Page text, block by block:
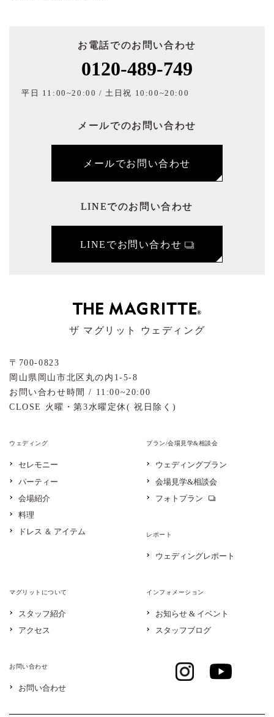
お電話でのお問い合わせ
0120-489-749
平日 11:00~20:00 / 土日祝 10:00~20:00
メールでのお問い合わせ
メールでお問い合わせ
LINEでのお問い合わせ
LINEでお問い合わせ
ザ マグリット ウェディング
〒700-0823
岡山県岡山市北区丸の内1-5-8
お問い合わせ時間 / 11:00~20:00
CLOSE 火曜・第3水曜定休( 祝日除く)
ウェディング
セレモニー
パーティー
会場紹介
料理
ドレス ＆ アイテム
プラン/会場見学&相談会
ウェディングプラン
会場見学&相談会
フォトプラン
レポート
ウェディングレポート
マグリットについて
スタッフ紹介
アクセス
お問い合わせ
お問い合わせ
インフォメーション
お知らせ & イベント
スタッフブログ